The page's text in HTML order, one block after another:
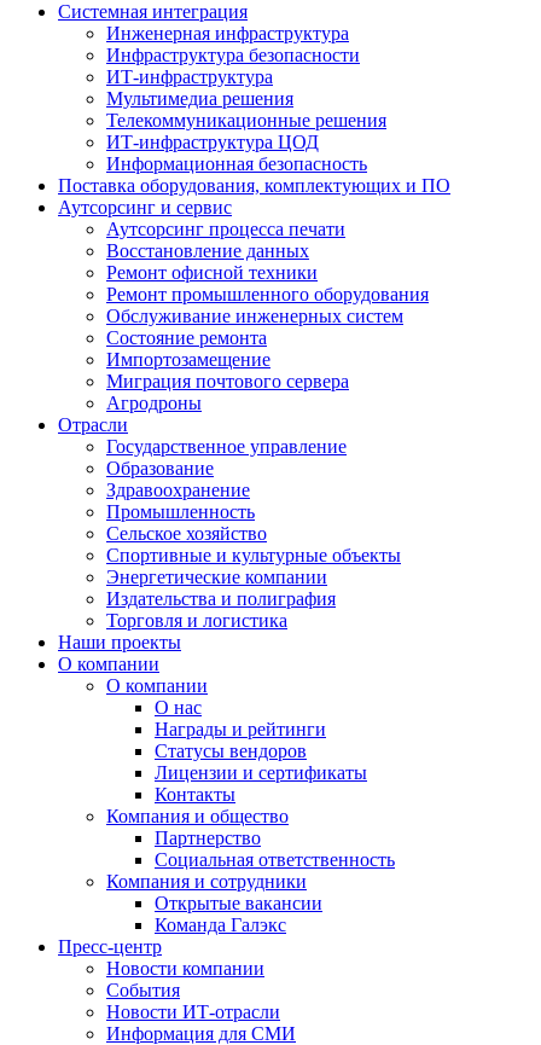
Системная интеграция
Инженерная инфраструктура
Инфраструктура безопасности
ИТ-инфраструктура
Мультимедиа решения
Телекоммуникационные решения
ИТ-инфраструктура ЦОД
Информационная безопасность
Поставка оборудования, комплектующих и ПО
Аутсорсинг и сервис
Аутсорсинг процесса печати
Восстановление данных
Ремонт офисной техники
Ремонт промышленного оборудования
Обслуживание инженерных систем
Состояние ремонта
Импортозамещение
Миграция почтового сервера
Агродроны
Отрасли
Государственное управление
Образование
Здравоохранение
Промышленность
Сельское хозяйство
Спортивные и культурные объекты
Энергетические компании
Издательства и полиграфия
Торговля и логистика
Наши проекты
О компании
О компании
О нас
Награды и рейтинги
Статусы вендоров
Лицензии и сертификаты
Контакты
Компания и общество
Партнерство
Социальная ответственность
Компания и сотрудники
Открытые вакансии
Команда Галэкс
Пресс-центр
Новости компании
События
Новости ИТ-отрасли
Информация для СМИ